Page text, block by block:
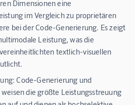
Dimensionen eine
im Vergleich zu proprietären
bei der Code-Generierung. Es zeigt
Leistung, was die
textlich-visuellen
Code-Generierung und
die größte Leistungsstreuung